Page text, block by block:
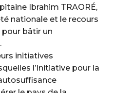
Ibrahim TRAORÉ,
nationale et le recours
bâtir un
initiatives
l’Initiative pour la